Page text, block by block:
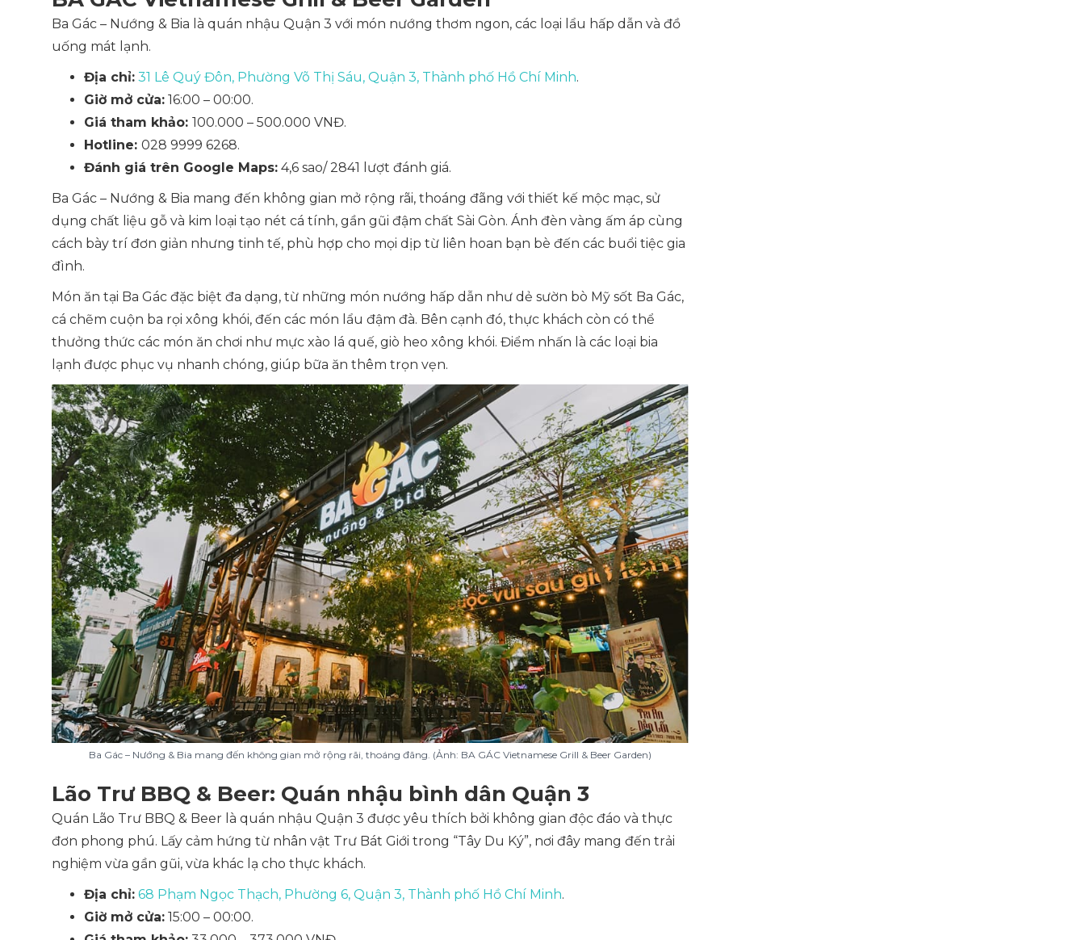
Ba Gác – Nướng & Bia là quán nhậu Quận 3 với món nướng thơm ngon, các loại lẩu hấp dẫn và đồ
uống mát lạnh.
Địa chỉ: 31 Lê Quý Đôn, Phường Võ Thị Sáu, Quận 3, Thành phố Hồ Chí Minh.
Giờ mở cửa: 16:00 – 00:00.
Giá tham khảo: 100.000 – 500.000 VNĐ.
Hotline: 028 9999 6268.
Đánh giá trên Google Maps: 4,6 sao/ 2841 lượt đánh giá.
Ba Gác – Nướng & Bia mang đến không gian mở rộng rãi, thoáng đãng với thiết kế mộc mạc, sử
dụng chất liệu gỗ và kim loại tạo nét cá tính, gần gũi đậm chất Sài Gòn. Ánh đèn vàng ấm áp cùng
cách bày trí đơn giản nhưng tinh tế, phù hợp cho mọi dịp từ liên hoan bạn bè đến các buổi tiệc gia
đình.
Món ăn tại Ba Gác đặc biệt đa dạng, từ những món nướng hấp dẫn như dẻ sườn bò Mỹ sốt Ba Gác,
cá chẽm cuộn ba rọi xông khói, đến các món lẩu đậm đà. Bên cạnh đó, thực khách còn có thể
thưởng thức các món ăn chơi như mực xào lá quế, giò heo xông khói. Điểm nhấn là các loại bia
lạnh được phục vụ nhanh chóng, giúp bữa ăn thêm trọn vẹn.
Ba Gác – Nướng & Bia mang đến không gian mở rộng rãi, thoáng đãng. (Ảnh: BA GÁC Vietnamese Grill & Beer Garden)
Lão Trư BBQ & Beer: Quán nhậu bình dân Quận 3
Quán Lão Trư BBQ & Beer là quán nhậu Quận 3 được yêu thích bởi không gian độc đáo và thực
đơn phong phú. Lấy cảm hứng từ nhân vật Trư Bát Giới trong “Tây Du Ký”, nơi đây mang đến trải
nghiệm vừa gần gũi, vừa khác lạ cho thực khách.
Địa chỉ: 68 Phạm Ngọc Thạch, Phường 6, Quận 3, Thành phố Hồ Chí Minh.
Giờ mở cửa: 15:00 – 00:00.